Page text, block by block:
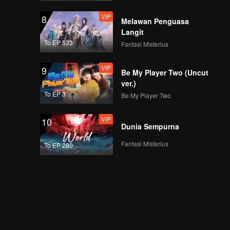
8
To EP 533
VIP
Melawan Penguasa
Langit
Fantasi Misterius
9
To EP 3
VIP
Be My Player Two (Uncut
ver.)
Be My Player Two
10
To EP 280
VIP
Dunia Sempurna
Fantasi Misterius